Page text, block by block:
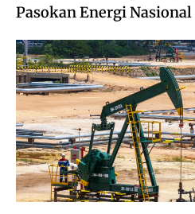
Pasokan Energi Nasional